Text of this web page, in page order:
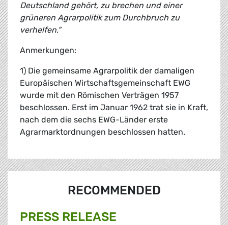
Deutschland gehört, zu brechen und einer
grüneren Agrarpolitik zum Durchbruch zu
verhelfen.“
Anmerkungen:
1) Die gemeinsame Agrarpolitik der damaligen
Europäischen Wirtschaftsgemeinschaft EWG
wurde mit den Römischen Verträgen 1957
beschlossen. Erst im Januar 1962 trat sie in Kraft,
nach dem die sechs EWG-Länder erste
Agrarmarktordnungen beschlossen hatten.
RECOMMENDED
PRESS RELEASE